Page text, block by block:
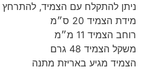
ניתן להתקלח עם הצמיד, להתרחץ
מידת הצמיד 20 ס״מ
רוחב הצמיד 11 מ״מ
משקל הצמיד 48 גרם
הצמיד מגיע באריזת מתנה